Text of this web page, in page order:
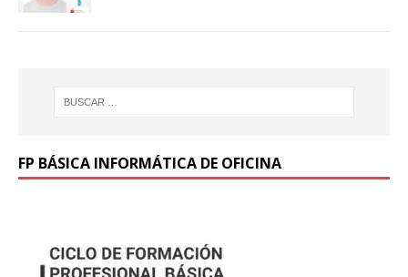
FP BÁSICA INFORMÁTICA DE OFICINA